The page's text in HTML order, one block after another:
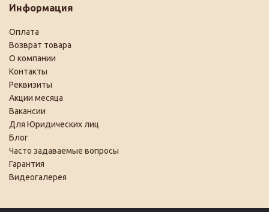
Информация
Оплата
Возврат товара
О компании
Контакты
Реквизиты
Акции месяца
Вакансии
Для Юридических лиц
Блог
Часто задаваемые вопросы
Гарантия
Видеогалерея